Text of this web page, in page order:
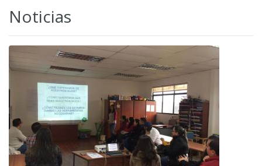
Noticias